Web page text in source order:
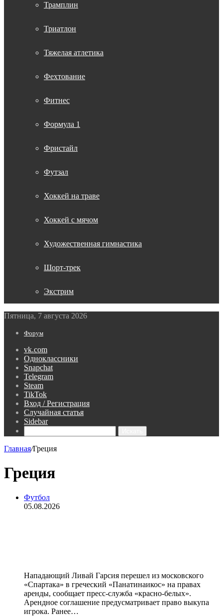
Трамплин
Триатлон
Тяжелая атлетика
Фехтование
Фитнес
Формула 1
Фристайл
Футзал
Хоккей на траве
Хоккей с мячом
Художественная гимнастика
Шорт-трек
Экстрим
Пятница, 7 августа 2026
Форум
vk.com
Одноклассники
Snapchat
Telegram
Steam
TikTok
Вход / Регистрация
Случайная статья
Sidebar
Главная/Греция
Греция
Футбол
05.08.2026
Нападающий Ливай Гарсия перешел из московского
«Спартака» в греческий «Панатинаикос» на правах
аренды, сообщает пресс‑служба «красно‑белых».
Арендное соглашение предусматривает право выкупа
игрока. Ранее…